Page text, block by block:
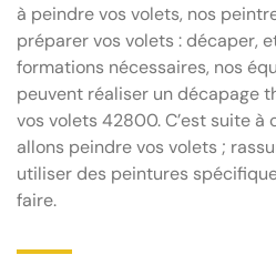
à peindre vos volets, nos
préparer vos volets : décaper,
formations nécessaires, nos
peuvent réaliser un décapage
vos volets 42800. C’est suite à
allons peindre vos volets ;
utiliser des peintures
faire.